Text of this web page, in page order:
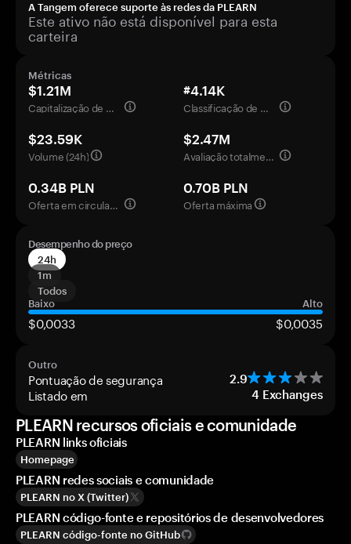
A Tangem oferece suporte às redes da PLEARN
Este ativo não está disponível para esta
carteira
Métricas
$1.21M
Capitalização de mercado
#4.14K
Classificação de mercado
$23.59K
Volume (24h)
$2.47M
Avaliação totalmente diluída
0.34B PLN
Oferta em circulação
0.70B PLN
Oferta máxima
Desempenho do preço
24h
1m
Todos
Baixo
Alto
$0,0033 $0,0035
Outro
Pontuação de segurança 2.9
Listado em 4 Exchanges
PLEARN recursos oficiais e comunidade
PLEARN links oficiais
Homepage
PLEARN redes sociais e comunidade
PLEARN no X (Twitter)
PLEARN código-fonte e repositórios de desenvolvedores
PLEARN código-fonte no GitHub